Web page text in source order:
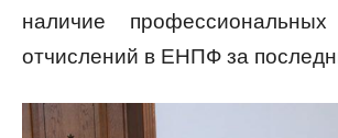
наличие
отчислений в ЕНПФ за